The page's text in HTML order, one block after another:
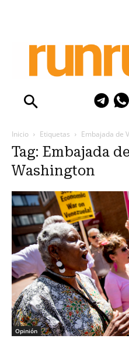
Inicio Etiquetas Embajada de
Tag: Embajada
Washington
Opinión